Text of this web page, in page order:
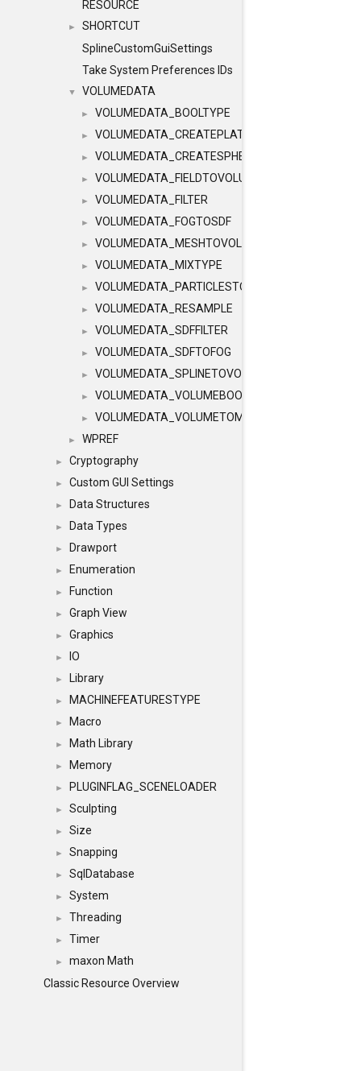
RESOURCE
►
SHORTCUT
SplineCustomGuiSettings
Take System Preferences IDs
▼ VOLUMEDATA
► VOLUMEDATA_BOOLTYPE
► VOLUMEDATA_CREATEPLATONICVOLUME
► VOLUMEDATA_CREATESPHEREVOLUME
► VOLUMEDATA_FIELDTOVOLUME
► VOLUMEDATA_FILTER
► VOLUMEDATA_FOGTOSDF
► VOLUMEDATA_MESHTOVOLUME
► VOLUMEDATA_MIXTYPE
► VOLUMEDATA_PARTICLESTOVOLUME
► VOLUMEDATA_RESAMPLE
► VOLUMEDATA_SDFFILTER
► VOLUMEDATA_SDFTOFOG
► VOLUMEDATA_SPLINETOVOLUME
► VOLUMEDATA_VOLUMEBOOLE
► VOLUMEDATA_VOLUMETOMESH
► WPREF
► Cryptography
► Custom GUI Settings
► Data Structures
► Data Types
► Drawport
► Enumeration
► Function
► Graph View
► Graphics
► IO
► Library
► MACHINEFEATURESTYPE
► Macro
► Math Library
► Memory
► PLUGINFLAG_SCENELOADER
► Sculpting
► Size
► Snapping
► SqlDatabase
► System
► Threading
► Timer
►
maxon Math
Classic Resource Overview